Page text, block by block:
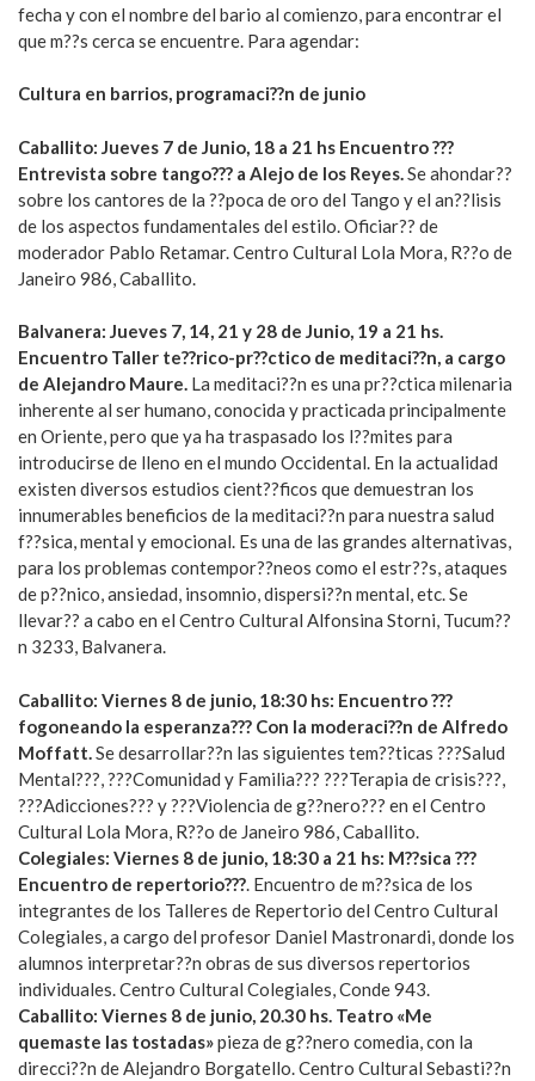
fecha y con el nombre del bario al comienzo, para encontrar el
que m??s cerca se encuentre. Para agendar:
Cultura en barrios, programaci??n de junio
Caballito: Jueves 7 de Junio, 18 a 21 hs Encuentro ???
Entrevista sobre tango??? a Alejo de los Reyes. Se ahondar??
sobre los cantores de la ??poca de oro del Tango y el an??lisis
de los aspectos fundamentales del estilo. Oficiar?? de
moderador Pablo Retamar. Centro Cultural Lola Mora, R??o de
Janeiro 986, Caballito.
Balvanera: Jueves 7, 14, 21 y 28 de Junio, 19 a 21 hs.
Encuentro Taller te??rico-pr??ctico de meditaci??n, a cargo
de Alejandro Maure. La meditaci??n es una pr??ctica milenaria
inherente al ser humano, conocida y practicada principalmente
en Oriente, pero que ya ha traspasado los l??mites para
introducirse de lleno en el mundo Occidental. En la actualidad
existen diversos estudios cient??ficos que demuestran los
innumerables beneficios de la meditaci??n para nuestra salud
f??sica, mental y emocional. Es una de las grandes alternativas,
para los problemas contempor??neos como el estr??s, ataques
de p??nico, ansiedad, insomnio, dispersi??n mental, etc. Se
llevar?? a cabo en el Centro Cultural Alfonsina Storni, Tucum??
n 3233, Balvanera.
Caballito: Viernes 8 de junio, 18:30 hs: Encuentro ???
fogoneando la esperanza??? Con la moderaci??n de Alfredo
Moffatt. Se desarrollar??n las siguientes tem??ticas ???Salud
Mental???, ???Comunidad y Familia??? ???Terapia de crisis???,
???Adicciones??? y ???Violencia de g??nero??? en el Centro
Cultural Lola Mora, R??o de Janeiro 986, Caballito.
Colegiales: Viernes 8 de junio, 18:30 a 21 hs: M??sica ???
Encuentro de repertorio??? . Encuentro de m??sica de los
integrantes de los Talleres de Repertorio del Centro Cultural
Colegiales, a cargo del profesor Daniel Mastronardi, donde los
alumnos interpretar??n obras de sus diversos repertorios
individuales. Centro Cultural Colegiales, Conde 943.
Caballito: Viernes 8 de junio, 20.30 hs. Teatro «Me
quemaste las tostadas»pieza de g??nero comedia, con la
direcci??n de Alejandro Borgatello. Centro Cultural Sebasti??n